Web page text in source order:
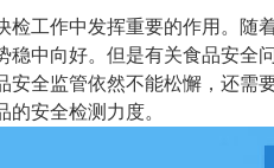
检工作中发挥重要的作用。随
中向好。但是有关食品安全
全监管依然不能松懈，还需
安全检测力度。